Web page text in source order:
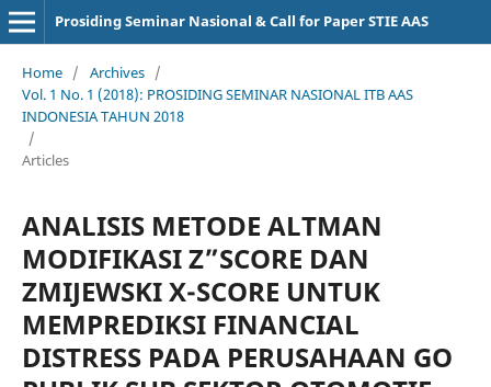
Prosiding Seminar Nasional & Call for Paper STIE AAS
Home / Archives /
Vol. 1 No. 1 (2018): PROSIDING SEMINAR NASIONAL ITB AAS
INDONESIA TAHUN 2018
/
Articles
ANALISIS METODE ALTMAN
MODIFIKASI Z”SCORE DAN
ZMIJEWSKI X-SCORE UNTUK
MEMPREDIKSI FINANCIAL
DISTRESS PADA PERUSAHAAN GO